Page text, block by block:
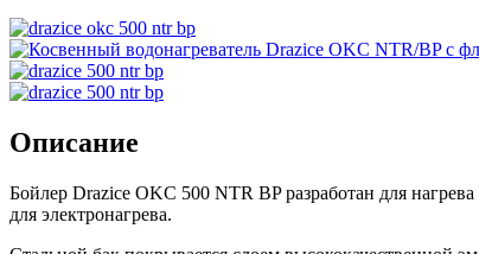
Описание
Бойлер Drazice OKC 500 NTR BP разработан для
для электронагрева.